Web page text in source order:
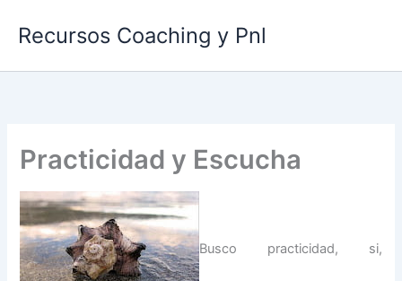
Recursos Coaching y Pnl
Practicidad y Escucha
Busco practicidad, si,